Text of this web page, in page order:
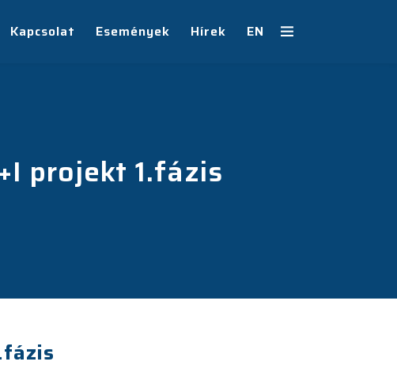
Kapcsolat Események Hírek EN
projekt 1.fázis